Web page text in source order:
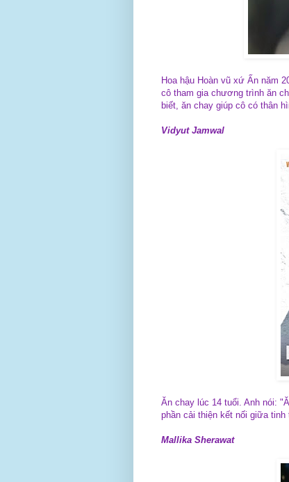
Hoa hậu Hoàn vũ xứ Ấn năm
cô tham gia chương trình ăn
biết, ăn chay giúp cô có thân
Vidyut Jamwal
Ăn chay lúc 14 tuổi. Anh nói:
phần cải thiện kết nối giữa tinh
Mallika Sherawat